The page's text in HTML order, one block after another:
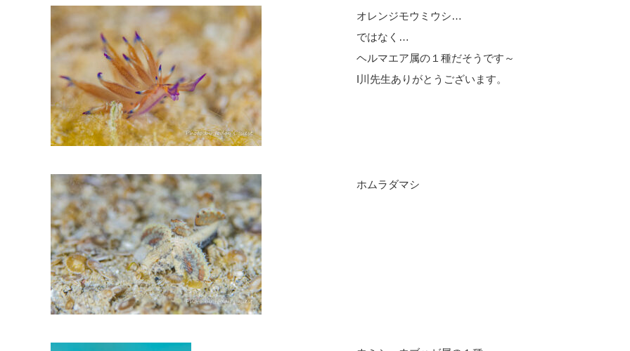
オレンジモウミウシ…
ではなく…
ヘルマエア属の１種だそうです～
I川先生ありがとうございます。
ホムラダマシ